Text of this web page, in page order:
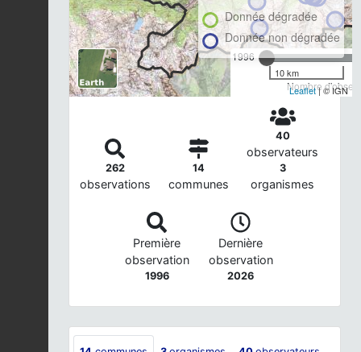
1996
Nombre
Donnée dégradée
Donnée non dégradée
10 km
Leaflet| © IGN
262
observations
14
communes
40
observateurs
3
organismes
Première
observation
1996
Dernière
observation
2026